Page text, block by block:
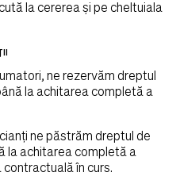
la cererea şi pe cheltuiala
ne rezervăm dreptul
la achitarea completă a
ne păstrăm dreptul de
la achitarea completă a
în curs.